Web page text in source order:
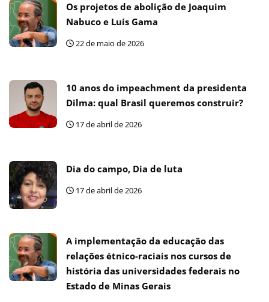
Os projetos de abolição de Joaquim
Nabuco e Luís Gama
22 de maio de 2026
10 anos do impeachment da presidenta
Dilma: qual Brasil queremos construir?
17 de abril de 2026
Dia do campo, Dia de luta
17 de abril de 2026
A implementação da educação das
relações étnico-raciais nos cursos de
história das universidades federais no
Estado de Minas Gerais